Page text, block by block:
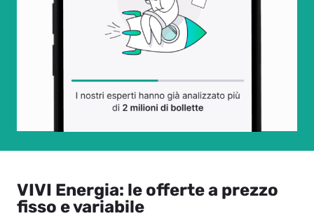
VIVI Energia: le offerte a prezzo
fisso e variabile